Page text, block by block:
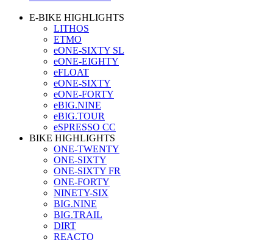
E-BIKE HIGHLIGHTS
LITHOS
ETMO
eONE-SIXTY SL
eONE-EIGHTY
eFLOAT
eONE-SIXTY
eONE-FORTY
eBIG.NINE
eBIG.TOUR
eSPRESSO CC
BIKE HIGHLIGHTS
ONE-TWENTY
ONE-SIXTY
ONE-SIXTY FR
ONE-FORTY
NINETY-SIX
BIG.NINE
BIG.TRAIL
DIRT
REACTO